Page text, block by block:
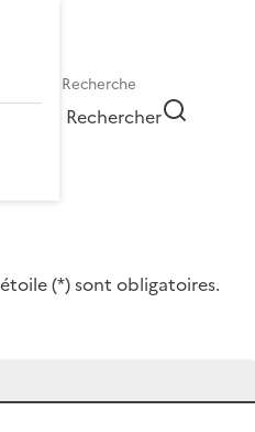
Rechercher
(*) sont obligatoires.